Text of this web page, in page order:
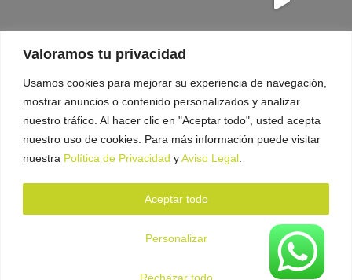
Valoramos tu privacidad
Usamos cookies para mejorar su experiencia de navegación,
mostrar anuncios o contenido personalizados y analizar
nuestro tráfico. Al hacer clic en "Aceptar todo", usted acepta
nuestro uso de cookies. Para más información puede visitar
nuestra Política de Privacidad yAviso Legal
Personalizar
Rechazar todo
Aceptar todo
Síguenos en Instagram
Política de Privacidad
Todos los derechos reservados por Clínica Lorena Mota. 2023.
Diseñado y desarrollado porNo Agency MX